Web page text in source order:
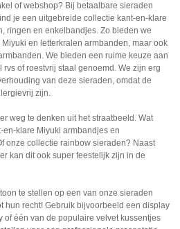
of webshop? Bij betaalbare sieraden
je een uitgebreide collectie kant-en-klare
ringen en enkelbandjes. Zo bieden we
en letterkralen armbanden, maar ook
We bieden een ruime keuze aan
rvs of roestvrij staal genoemd. We zijn erg
van deze sieraden, omdat de
zijn.
weg te denken uit het straatbeeld. Wat
klare Miyuki armbandjes en
onze collectie rainbow sieraden? Naast
kan dit ook super feestelijk zijn in de
te stellen op een van onze sieraden
hun recht! Gebruik bijvoorbeeld een display
of één van de populaire velvet kussentjes